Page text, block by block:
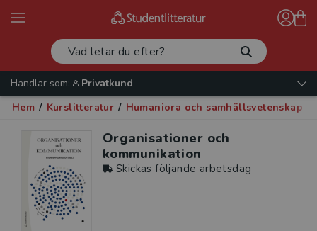
Handlar som:
Privatkund
Hem / Kurslitteratur / Humaniora och samhällsvetenskap
Organisationer och
kommunikation
Skickas följande arbetsdag